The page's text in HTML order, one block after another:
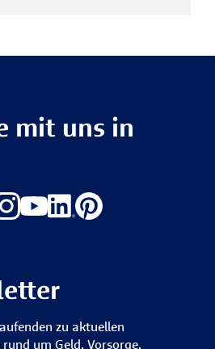
mit uns in
zu aktuellen
um Geld, Vorsorge,